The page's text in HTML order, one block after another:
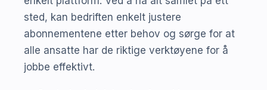
sted, kan bedriften enkelt justere
abonnementene etter behov og sørge for at
alle ansatte har de riktige verktøyene for å
jobbe effektivt.